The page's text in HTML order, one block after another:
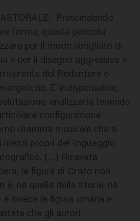
Prescindendo
forma, questa pellicola
per il modo sbrigliato di
e per il disegno aggressivo e
del Redentore e
E’ indispensabile,
analizzarla tenendo
configurazione
dramma musicale che si
propri del linguaggio
(…) Ricavata
la figura di Cristo non
è, nè quella della Storia, nè
è invece la figura umana e
che gli autori